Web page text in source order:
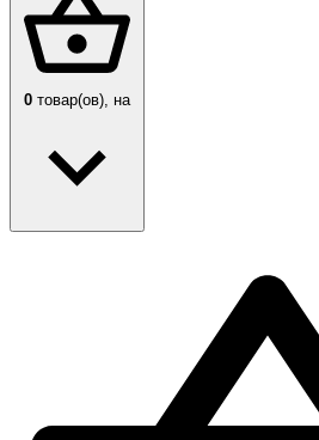
0 товар(ов), на